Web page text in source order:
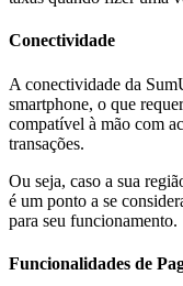
Conectividade
A conectividade da
smartphone, o que
compatível à mão com
transações.
Ou seja, caso a sua
é um ponto a se
para seu funcionamento.
Funcionalidades de